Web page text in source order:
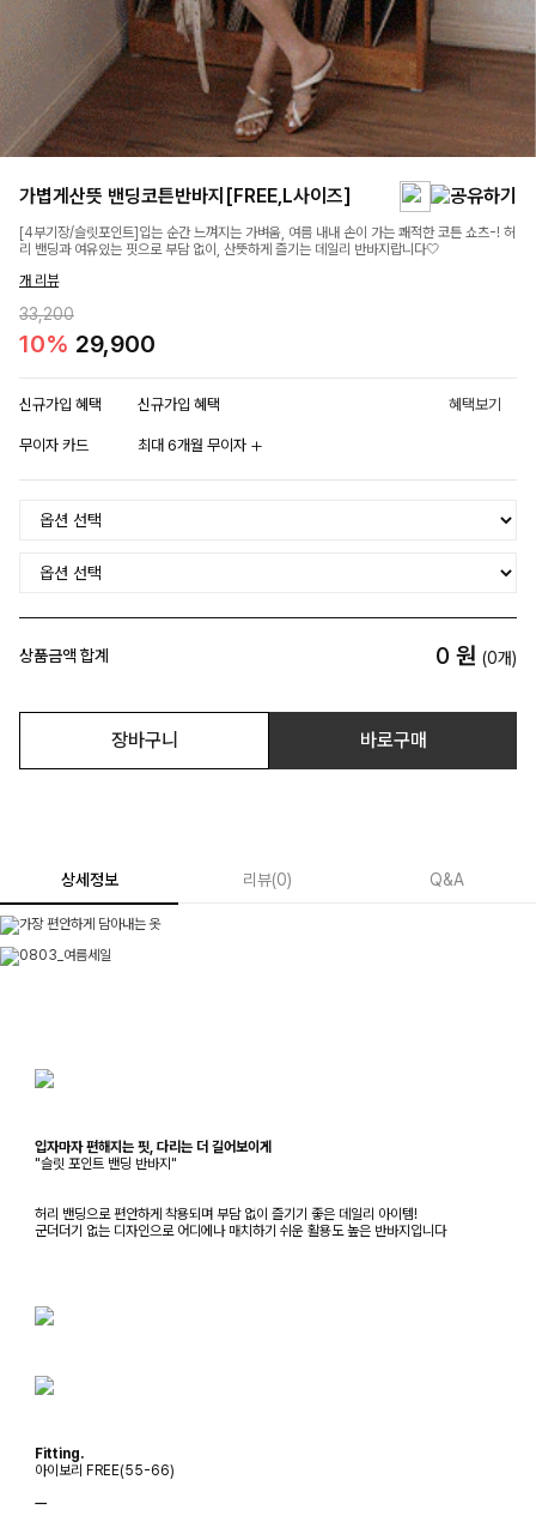
가볍게산뜻 밴딩코튼반바지[FREE,L사이즈]
[4부기장/슬릿포인트]입는 순간 느껴지는 가벼움, 여름 내내 손이 가는 쾌적한 코튼 쇼츠-! 허
리 밴딩과 여유있는 핏으로 부담 없이, 산뜻하게 즐기는 데일리 반바지랍니다🤍
개 리뷰
33,200
10% 29,900
신규가입 혜택 신규가입 혜택 혜택보기
무이자 카드 최대 6개월 무이자
상품금액 합계 0 원 (0개)
장바구니 바로구매
상세정보 리뷰(0) Q&A
입자마자 편해지는 핏, 다리는 더 길어보이게
"슬릿 포인트 밴딩 반바지"
허리 밴딩으로 편안하게 착용되며 부담 없이 즐기기 좋은 데일리 아이템!
군더더기 없는 디자인으로 어디에나 매치하기 쉬운 활용도 높은 반바지입니다
Fitting.
아이보리 FREE(55-66)
ㅡ